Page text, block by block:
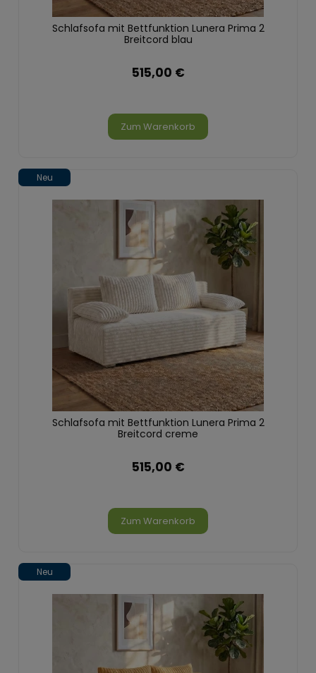
Schlafsofa mit Bettfunktion Lunera Prima 2
Breitcord blau
515,00 €
Zum Warenkorb
Schlafsofa mit Bettfunktion Lunera Prima 2
Breitcord creme
515,00 €
Zum Warenkorb
Neu
Neu